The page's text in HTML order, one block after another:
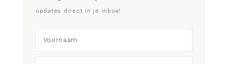
updates direct in je inbox!